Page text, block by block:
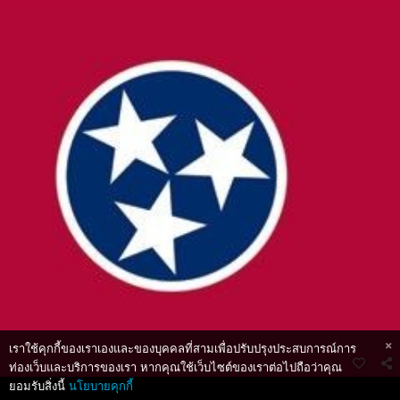
เราใช้คุกกี้ของเราเองและของบุคคลที่สามเพื่อปรับปรุงประสบการณ์การ
ท่องเว็บและบริการของเรา หากคุณใช้เว็บไซต์ของเราต่อไปถือว่าคุณ
ยอมรับสิ่งนี้ นโยบายคุกกี้